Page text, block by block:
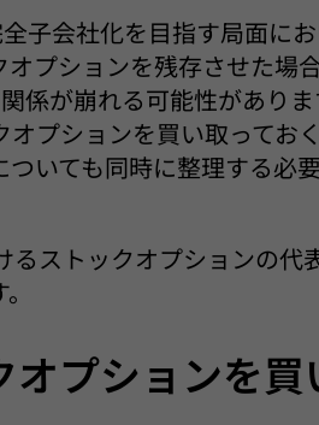
子会社化を目指す局面に
プションを残存させた場
係が崩れる可能性がありま
プションを買い取ってお
いても同時に整理する必
ストックオプションの代
プションを買